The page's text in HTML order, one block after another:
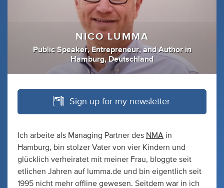
NICO LUMMA
Public Speaker, Entrepreneur, andAuthor in
Hamburg, Deutschland
Sign up for my newsletter
Ich arbeite als Managing Partner des NMA in
Hamburg, bin stolzer Vater von vier Kindern und
glücklich verheiratet mit meiner Frau, bloggte seit
etlichen Jahren auf lumma.de und bin eigentlich seit
1995 nicht mehr offline gewesen. Seitdem war in ich